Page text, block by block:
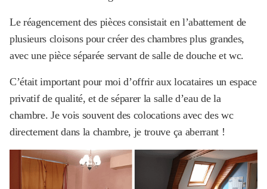
Le réagencement des pièces consistait en l’abattement de
plusieurs cloisons pour créer des chambres plus grandes,
avec une pièce séparée servant de salle de douche et wc.
C’était important pour moi d’offrir aux locataires un espace
privatif de qualité, et de séparer la salle d’eau de la
chambre. Je vois souvent des colocations avec des wc
directement dans la chambre, je trouve ça aberrant !